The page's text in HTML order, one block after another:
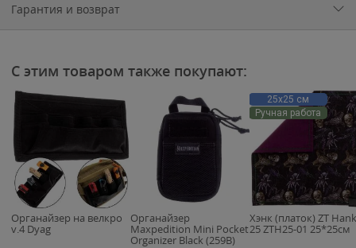
Гарантия и возврат
С этим товаром также покупают:
Органайзер на велкро
v.4 Dyag
Органайзер
Maxpedition Mini Pocket
Organizer Black (259B)
25х25 см
Ручная работа
Хэнк (платок) ZT
25 ZTH25-01 25*25см